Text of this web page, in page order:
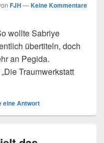
FJH —Keine Kommentare
wollte Sabriye
übertiteln, doch
an Pegida.
Traumwerkstatt
eine Antwort